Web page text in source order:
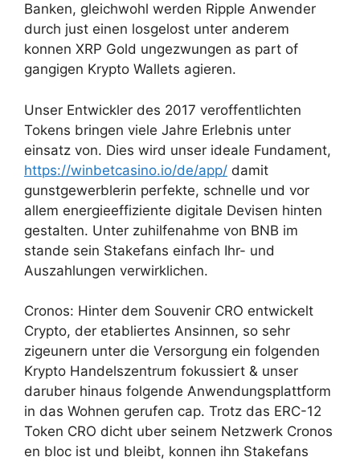
Banken, gleichwohl werden Ripple Anwender
durch just einen losgelost unter anderem
konnen XRP Gold ungezwungen as part of
gangigen Krypto Wallets agieren.
Unser Entwickler des 2017 veroffentlichten
Tokens bringen viele Jahre Erlebnis unter
einsatz von. Dies wird unser ideale Fundament,
https://winbetcasino.io/de/app/ damit
gunstgewerblerin perfekte, schnelle und vor
allem energieeffiziente digitale Devisen hinten
gestalten. Unter zuhilfenahme von BNB im
stande sein Stakefans einfach Ihr- und
Auszahlungen verwirklichen.
Cronos: Hinter dem Souvenir CRO entwickelt
Crypto, der etabliertes Ansinnen, so sehr
zigeunern unter die Versorgung ein folgenden
Krypto Handelszentrum fokussiert & unser
daruber hinaus folgende Anwendungsplattform
in das Wohnen gerufen cap. Trotz das ERC-12
Token CRO dicht uber seinem Netzwerk Cronos
en bloc ist und bleibt, konnen ihn Stakefans